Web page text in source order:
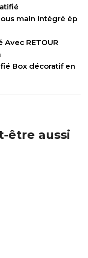
main intégré ép
RETOUR
Box décoratif en
être aussi